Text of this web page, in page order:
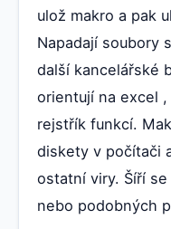
ulož makro a pak
Napadají soubory
další kancelářské
orientují na excel
rejstřík funkcí.
diskety v počítači
ostatní viry. Šíří
nebo podobných